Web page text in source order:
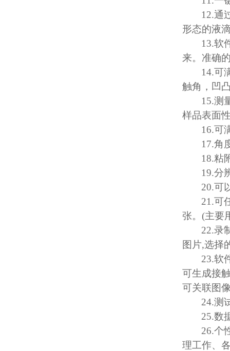
12.通
形态的液
13.软
来。准确
14.可
触角，凹
15.测
样品表面
16.可
17.角
18.粘
19.分
20.可
21.可
张。 (主要
22.录
图片,选择
23.软
可生成接
可关联图
24.测
25.数
26.个
理工作、